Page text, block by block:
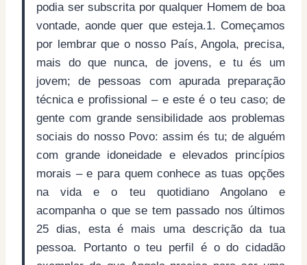
podia ser subscrita por qualquer Homem de boa
vontade, aonde quer que esteja.1. Começamos
por lembrar que o nosso País, Angola, precisa,
mais do que nunca, de jovens, e tu és um
jovem; de pessoas com apurada preparação
técnica e profissional – e este é o teu caso; de
gente com grande sensibilidade aos problemas
sociais do nosso Povo: assim és tu; de alguém
com grande idoneidade e elevados princípios
morais – e para quem conhece as tuas opções
na vida e o teu quotidiano Angolano e
acompanha o que se tem passado nos últimos
25 dias, esta é mais uma descrição da tua
pessoa. Portanto o teu perfil é o do cidadão